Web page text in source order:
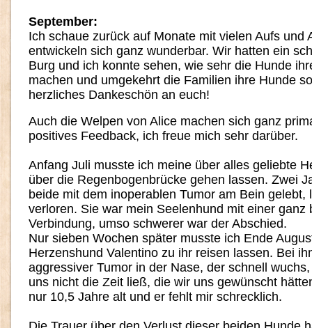
September:
Ich schaue zurück auf Monate mit vielen Aufs und
entwickeln sich ganz wunderbar. Wir hatten ein
Burg und ich konnte sehen, wie sehr die Hunde
machen und umgekehrt die Familien ihre Hunde
herzliches Dankeschön an euch!
Auch die Welpen von Alice machen sich ganz
positives Feedback, ich freue mich sehr darüber.
Anfang Juli musste ich meine über alles geliebte
über die Regenbogenbrücke gehen lassen. Zwei
beide mit dem inoperablen Tumor am Bein gelebt,
verloren. Sie war mein Seelenhund mit einer ganz
Verbindung, umso schwerer war der Abschied.
Nur sieben Wochen später musste ich Ende
Herzenshund Valentino zu ihr reisen lassen. Bei
aggressiver Tumor in der Nase, der schnell
uns nicht die Zeit ließ, die wir uns gewünscht
nur 10,5 Jahre alt und er fehlt mir schrecklich.